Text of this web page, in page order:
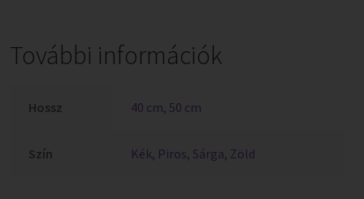
További információk
Hossz 40 cm 50 cm
Szín Kék Piros Sárga Zöld